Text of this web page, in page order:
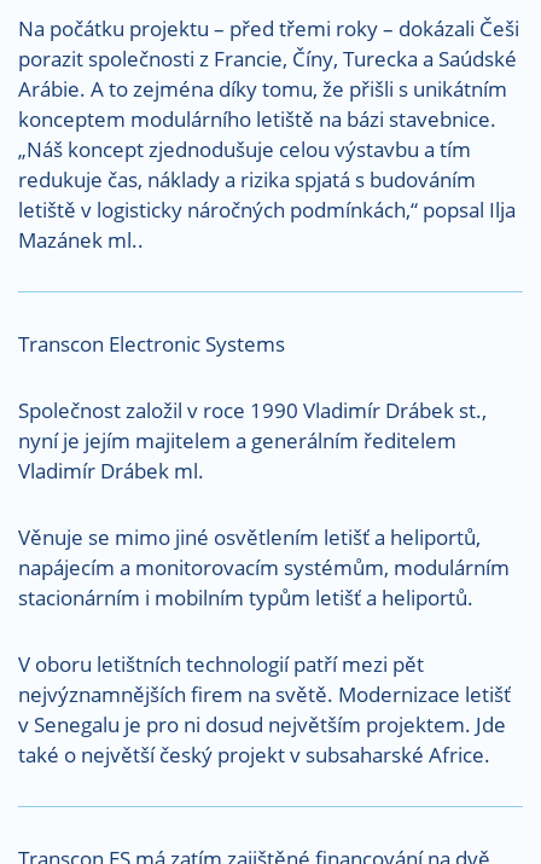
Na počátku projektu – před třemi roky – dokázali Češi
porazit společnosti z Francie, Číny, Turecka a Saúdské
Arábie. A to zejména díky tomu, že přišli s unikátním
konceptem modulárního letiště na bázi stavebnice.
„Náš koncept zjednodušuje celou výstavbu a tím
redukuje čas, náklady a rizika spjatá s budováním
letiště v logisticky náročných podmínkách,“ popsal Ilja
Mazánek ml..
Transcon Electronic Systems
Společnost založil v roce 1990 Vladimír Drábek st.,
nyní je jejím majitelem a generálním ředitelem
Vladimír Drábek ml.
Věnuje se mimo jiné osvětlením letišť a heliportů,
napájecím a monitorovacím systémům, modulárním
stacionárním i mobilním typům letišť a heliportů.
V oboru letištních technologií patří mezi pět
nejvýznamnějších firem na světě. Modernizace letišť
v Senegalu je pro ni dosud největším projektem. Jde
také o největší český projekt v subsaharské Africe.